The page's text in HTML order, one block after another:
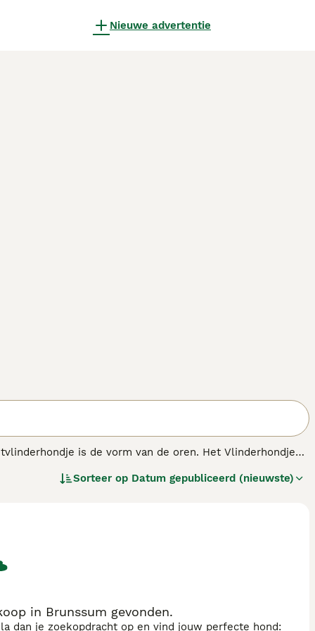
Nieuwe advertentie
is de vorm van de oren. Het Vlinderhondje
Sorteer op Datum gepubliceerd (nieuwste)
in Brunssum gevonden.
dan je zoekopdracht op en vind jouw perfecte hond: